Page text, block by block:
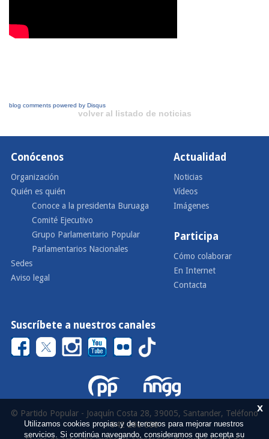
blog comments powered by Disqus
volver al listado de noticias
Conócenos
Organización
Quién es quién
Conoce a la presidenta Buruaga
Comité Ejecutivo
Grupo Parlamentario Popular
Parlamentarios Nacionales
Sedes
Aviso legal
Actualidad
Noticias
Vídeos
Imágenes
Participa
Cómo colaborar
En Internet
Contacta
Suscríbete a nuestros canales
© Partido Popular - Joaquín Costa 28, 39005, Santander, Teléfono
942 290 000
x
Utilizamos cookies propias y de terceros para mejorar nuestros
servicios. Si continúa navegando, consideramos que acepta su